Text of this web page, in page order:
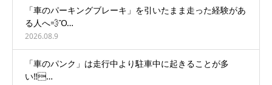
「車のパーキングブレーキ」を引いたまま走った経験があ
る人へ💨Ὂ…
2026.08.9
「車のパンク」は走行中より駐車中に起きることが多
い‼️…